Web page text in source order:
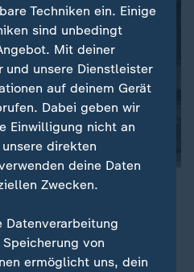
Quedlinburg berühmt
herrscht Finanznot
Das UNESCO-Welterbe ist
Techniken ein. Einige
sind unbedingt
Mit deiner
und unsere Dienstleister
auf deinem Gerät
Dabei geben wir
Einwilligung nicht an
direkten
deine Daten
Zwecken.
von
ermöglicht uns, dein